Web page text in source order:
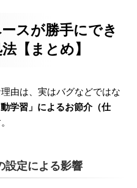
スが勝手にでき
【まとめ】
由は、実はバグなどではな
学習」によるお節介（仕
設定による影響